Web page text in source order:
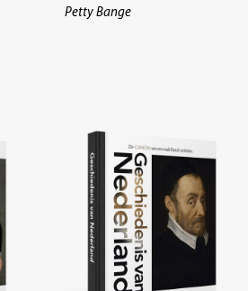
Petty Bange